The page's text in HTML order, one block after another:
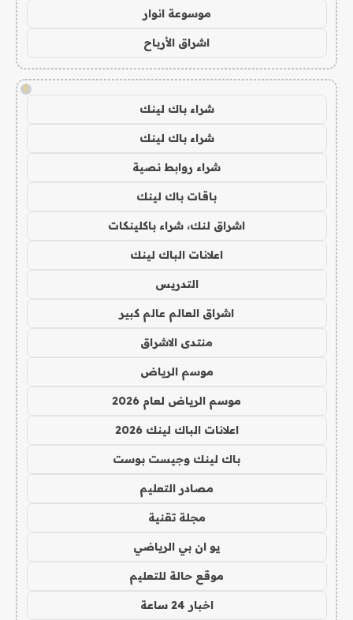
موسوعة انوار
اشراق الأرباح
!
شراء باك لينك
شراء باك لينك
شراء روابط نصية
باقات باك لينك
اشراق لنك، شراء باكلينكات
اعلانات الباك لينك
التدريس
اشراق العالم عالم كبير
منتدى الاشراق
موسم الرياض
موسم الرياض لعام 2026
اعلانات الباك لينك 2026
باك لينك وجيست بوست
مصادر التعليم
مجلة تقنية
يو ان بي الرياضي
موقع حالة للتعليم
اخبار 24 ساعة